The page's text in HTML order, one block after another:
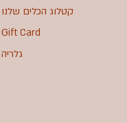
קטלוג הכלים שלנו
Gift Card
גלריה